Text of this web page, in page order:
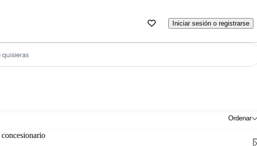
Iniciar sesión o registrarse
quisieras
Ordenar